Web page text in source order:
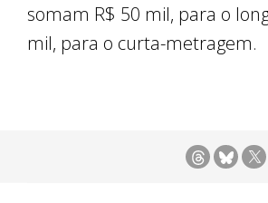
somam R$ 50 mil, para o
mil, para o curta-metragem.